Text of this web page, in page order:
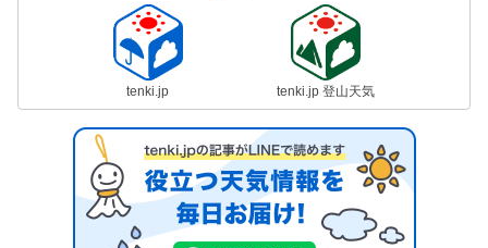
tenki.jp tenki.jp 登山天気